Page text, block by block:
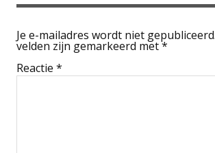
Je e-mailadres wordt niet gepubliceerd.
velden zijn gemarkeerd met*
Reactie *